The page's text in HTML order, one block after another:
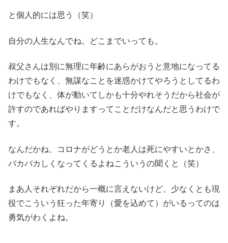
と個人的には思う（笑）
自分の人生なんでね。どこまでいっても。
叔父さんは別に無理に年齢にあらがおうと意地になってる
わけでもなく、無謀なことを迷惑かけてやろうとしてるわ
けでもなく、体が動いてしかも十分やれそうだから社会が
許すのであればやりますってことだけなんだと思うわけで
す。
なんだかね、コロナがどうとか老人は死にやすいとかさ、
バカバカしくなってくるよねこういうの聞くと（笑）
まあ人それぞれだから一概に言えないけど、少なくとも現
役でこういう狂った年寄り（愛を込めて）がいるってのは
勇気がわくよね。